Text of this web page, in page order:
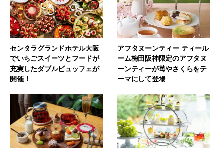
センタラグランドホテル大阪
でいちごスイーツとフードが
充実したダブルビュッフェが
開催！
アフタヌーンティー ティール
ーム梅田阪神限定のアフタヌ
ーンティーが苺やさくらをテ
ーマにして登場